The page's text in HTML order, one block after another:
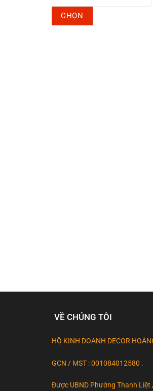
CHỌN
VỀ CHÚNG TÔI
HỘ KINH DOANH DECOR
GCN / MST : 001084012580 .
Được UBND Phường Thanh